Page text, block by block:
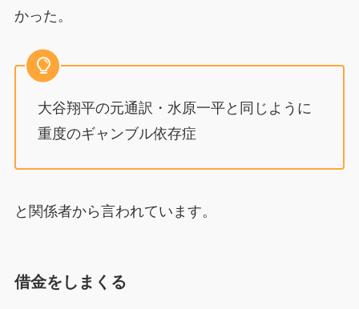
かった。
大谷翔平の元通訳・水原一平と同じように
重度のギャンブル依存症
と関係者から言われています。
借金をしまくる